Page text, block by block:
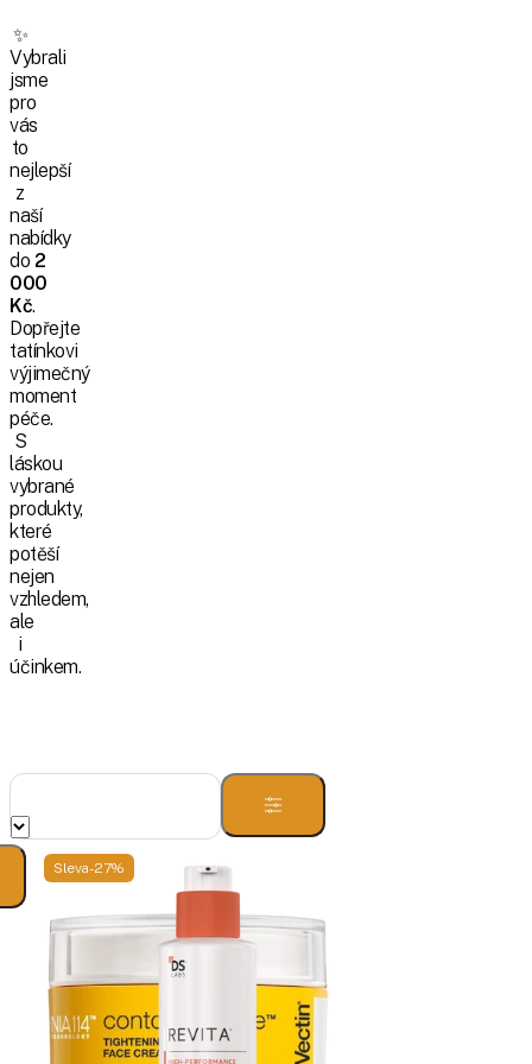
✨
Vybrali
jsme
pro
vás
to
nejlepší
z
naší
nabídky
do 2
000
Kč.
Dopřejte
tatínkovi
výjimečný
moment
péče.
S
láskou
vybrané
produkty,
které
potěší
nejen
vzhledem,
ale
i
účinkem.
Sleva -27%